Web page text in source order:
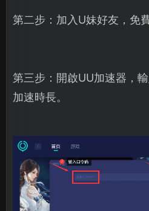
第二步：加入U妹好友，免
第三步：開啟UU加速器，
加速時長。